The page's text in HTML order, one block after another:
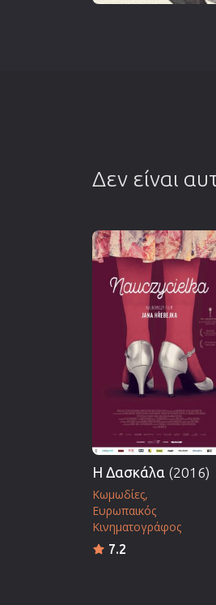
Δεν είναι
Η Δασκάλα (2016)
Κωμωδίες
Ευρωπαικός
Κινηματογράφος
7.2